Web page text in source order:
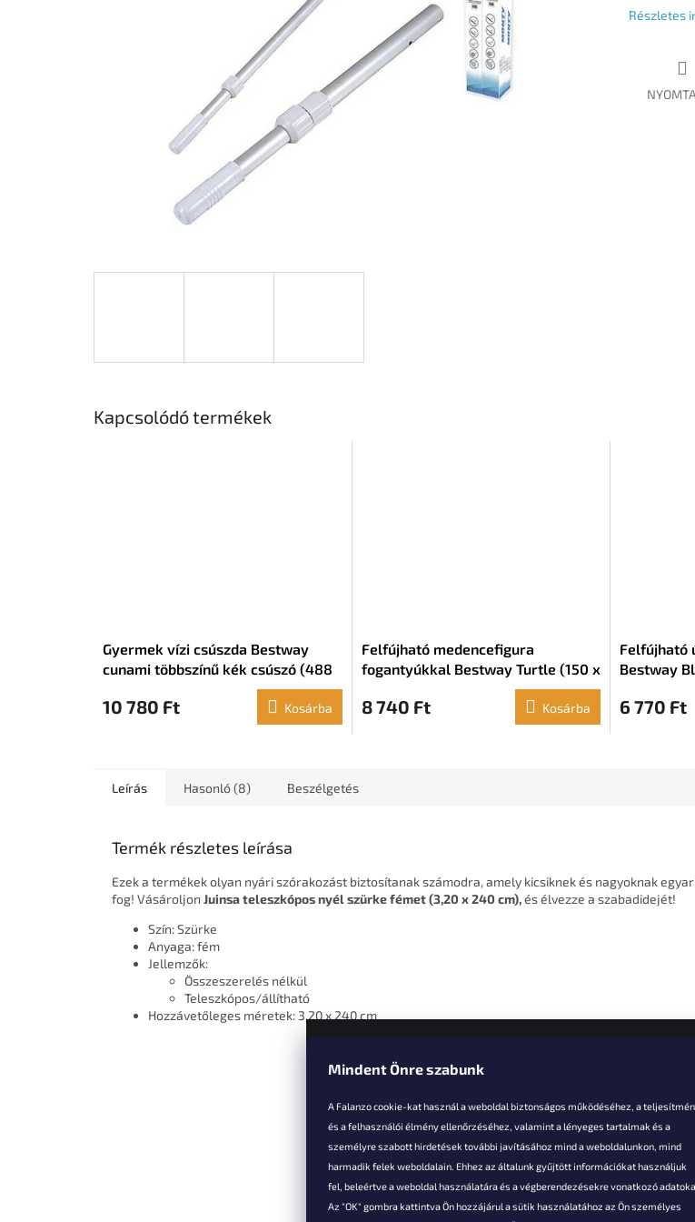
Mindent Önre szabunk
A Falanzo cookie-kat használ a weboldal biztonságos működéséhez, a
és a felhasználói élmény ellenőrzéséhez, valamint a lényeges tartalmak és a
személyre szabott hirdetések további javításához mind a weboldalunkon, mind
harmadik felek weboldalain. Ehhez az általunk gyűjtött információkat használjuk
fel, beleértve a weboldal használatára és a végberendezésekre vonatkozó
Az "OK" gombra kattintva Ön hozzájárul a sütik használatához az Ön személyes
Részletes
Kapcsolódó termékek
Gyermek vízi csúszda Bestway
cunami többszínű kék ​​csúszó (488
10 780 Ft Kosárba
Felfújható medencefigura
fogantyúkkal Bestway Turtle (150 x
145 x 38 cm) (+ 3 éves kortól)
8 740 Ft Kosárba
Felfújható
Bestway
6 770 Ft
Leírás Hasonló (8) Beszélgetés
Termék részletes leírása
Ezek a termékek olyan nyári szórakozást biztosítanak számodra, amely kicsiknek és nagyoknak
fog! Vásároljon Juinsa teleszkópos nyél szürke fémet (3,20 x 240 cm),és élvezze a szabadidejét!
Szín: Szürke
Anyaga: fém
Jellemzők:
Összeszerelés nélkül
Teleszkópos/állítható
Hozzávetőleges méretek: 3,20 x 240 cm
Vevőknek
Hűségkedvezmények